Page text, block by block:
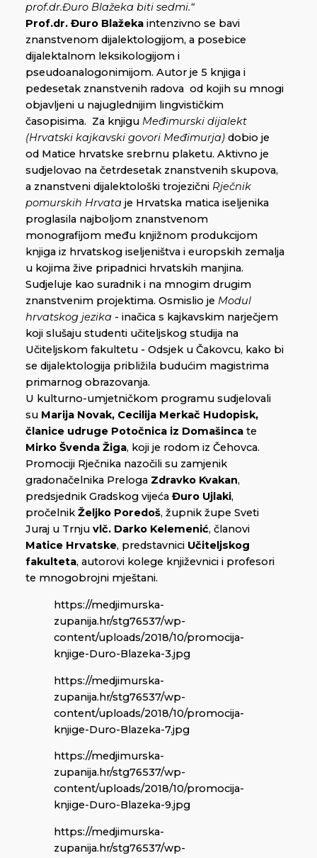
prof.dr.Đuro Blažeka biti sedmi.“
Prof.dr. Đuro Blažeka intenzivno se bavi
znanstvenom dijalektologijom, a posebice
dijalektalnom leksikologijom i
pseudoanalogonimijom. Autor je 5 knjiga i
pedesetak znanstvenih radova od kojih su mnogi
objavljeni u najuglednijim lingvističkim
časopisima. Za knjigu Međimurski dijalekt
(Hrvatski kajkavski govori Međimurja) dobio je
od Matice hrvatske srebrnu plaketu. Aktivno je
sudjelovao na četrdesetak znanstvenih skupova,
a znanstveni dijalektološki trojezični Rječnik
pomurskih Hrvata je Hrvatska matica iseljenika
proglasila najboljom znanstvenom
monografijom među knjižnom produkcijom
knjiga iz hrvatskog iseljeništva i europskih zemalja
u kojima žive pripadnici hrvatskih manjina.
Sudjeluje kao suradnik i na mnogim drugim
znanstvenim projektima. Osmislio je Modul
hrvatskog jezika - inačica s kajkavskim narječjem
koji slušaju studenti učiteljskog studija na
Učiteljskom fakultetu - Odsjek u Čakovcu, kako bi
se dijalektologija približila budućim magistrima
primarnog obrazovanja.
U kulturno-umjetničkom programu sudjelovali
su Marija Novak, Cecilija Merkač Hudopisk,
članice udruge Potočnica iz Domašinca te
Mirko Švenda Žiga, koji je rodom iz Čehovca.
Promociji Rječnika nazočili su zamjenik
gradonačelnika Preloga Zdravko Kvakan,
predsjednik Gradskog vijeća Đuro Ujlaki,
pročelnik Željko Poredoš, župnik župe Sveti
Juraj u Trnju vlč. Darko Kelemenić, članovi
Matice Hrvatske, predstavnici Učiteljskog
fakulteta, autorovi kolege književnici i profesori
te mnogobrojni mještani.
https://medjimurska-
zupanija.hr/stg76537/wp-
content/uploads/2018/10/promocija-
knjige-Duro-Blazeka-3.jpg
https://medjimurska-
zupanija.hr/stg76537/wp-
content/uploads/2018/10/promocija-
knjige-Duro-Blazeka-7.jpg
https://medjimurska-
zupanija.hr/stg76537/wp-
content/uploads/2018/10/promocija-
knjige-Duro-Blazeka-9.jpg
https://medjimurska-
zupanija.hr/stg76537/wp-